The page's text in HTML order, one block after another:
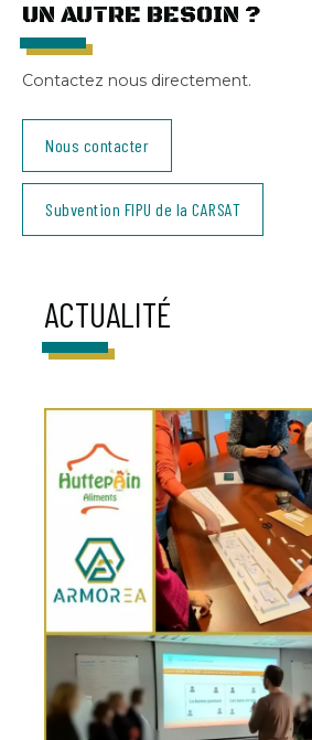
UN AUTRE BESOIN ?
Contactez nous directement.
Nous contacter
Subvention FIPU de la CARSAT
ACTUALITÉ